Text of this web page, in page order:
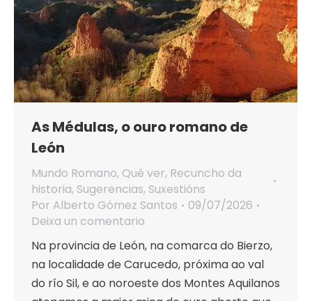
As Médulas, o ouro romano de
León
Mundo Romano, Qué ver, Recuncho da
historia, Sugerencias, Suxestións
Por Alberto Gómez Santos
09/07/2026
Deixa un comentario
Na provincia de León, na comarca do Bierzo,
na localidade de Carucedo, próxima ao val
do río Sil, e ao noroeste dos Montes Aquilanos